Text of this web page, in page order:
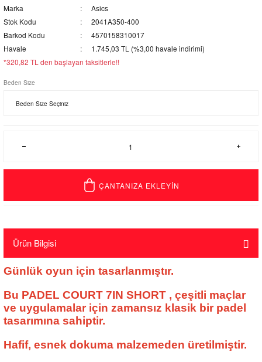
Marka
Asics
Stok Kodu
2041A350-400
Barkod Kodu
4570158310017
Havale
1.745,03 TL (%3,00 havale indirimi)
*320,82 TL den başlayan taksitlerle!!
Beden Size
ÇANTANIZA EKLEYİN
Ürün Bilgisi
Günlük oyun için tasarlanmıştır.
Bu PADEL COURT 7IN SHORT , çeşitli maçlar
ve uygulamalar için zamansız klasik bir padel
tasarımına sahiptir.
Hafif, esnek dokuma malzemeden üretilmiştir.